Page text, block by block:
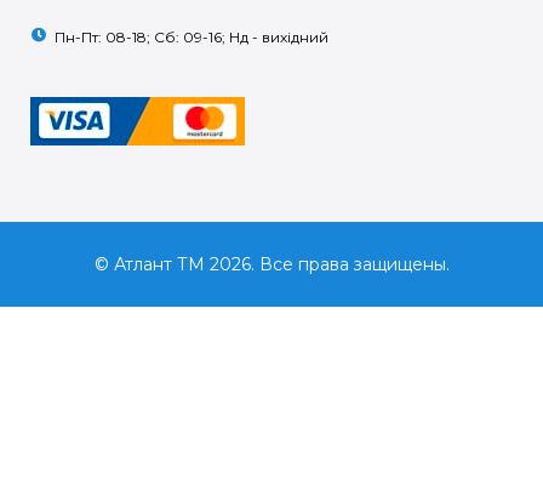
Пн-Пт: 08-18; Сб: 09-16; Нд - вихідний
© Атлант ТМ 2026. Все права защищены.